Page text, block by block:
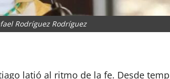
Rodríguez Rodríguez
latió al ritmo de la fe. Desde